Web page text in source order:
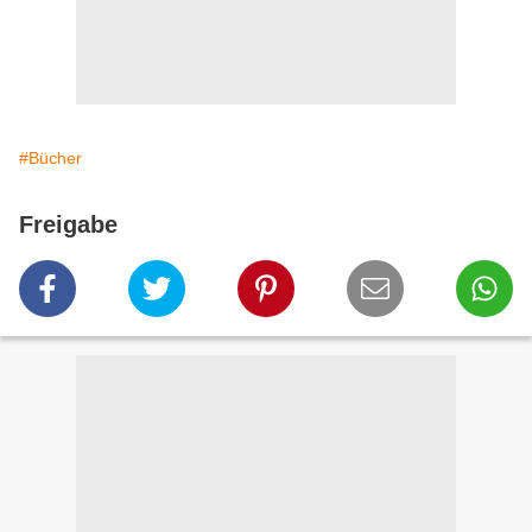
#Bücher
Freigabe